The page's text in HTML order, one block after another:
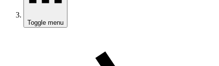
Toggle menu